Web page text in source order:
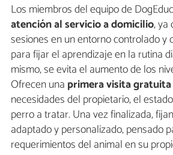
Los miembros del equipo de
atención al servicio a domicilio, ya
sesiones en un entorno controlado y
para fijar el aprendizaje en la rutina
mismo, se evita el aumento de los
Ofrecen una primera visita gratuita
necesidades del propietario, el
perro a tratar. Una vez finalizada,
adaptado y personalizado, pensado
requerimientos del animal en su